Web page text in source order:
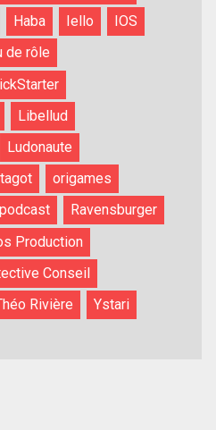
Haba Iello
IOS
de rôle
Libellud
Ludonaute
origames
podcast
Ravensburger
Production
Conseil
Rivière
Ystari